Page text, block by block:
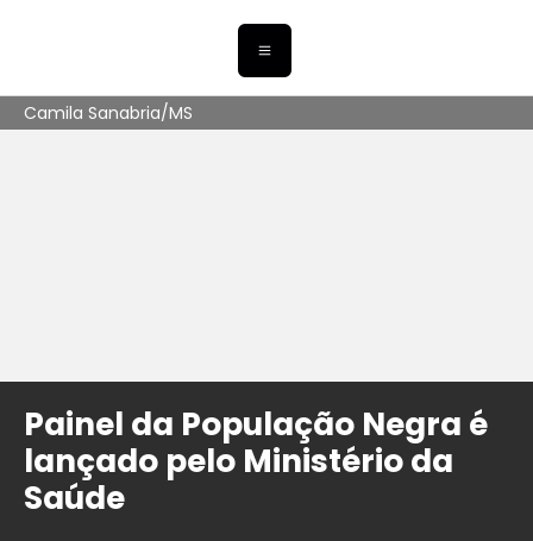
Camila Sanabria/MS
Painel da População Negra é
lançado pelo Ministério da
Saúde